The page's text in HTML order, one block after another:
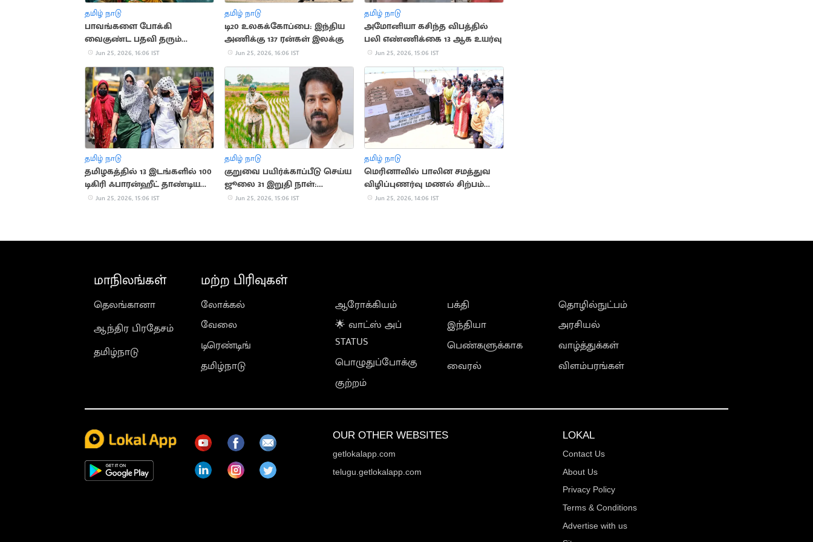
தமிழ் நாடு
பாவங்களை போக்கி
வைகுண்ட பதவி தரும்
நிர்ஜலா ஏகாதசி விரதம்
Jun 25, 2026, 16:06 IST
தமிழ் நாடு
டி20 உலகக்கோப்பை: இந்திய
அணிக்கு 137 ரன்கள் இலக்கு
Jun 25, 2026, 16:06 IST
தமிழ் நாடு
அமோனியா கசிந்த விபத்தில்
பலி எண்ணிக்கை 13 ஆக உயர்வு
Jun 25, 2026, 15:06 IST
தமிழ் நாடு
தமிழகத்தில் 13 இடங்களில் 100
டிகிரி ஃபாரன்ஹீட் தாண்டிய
வெயில்
Jun 25, 2026, 15:06 IST
தமிழ் நாடு
குறுவை பயிர்க்காப்பீடு செய்ய
ஜூலை 31 இறுதி நாள்:
அமைச்சர் அறிவிப்பு
Jun 25, 2026, 15:06 IST
தமிழ் நாடு
மெரினாவில் பாலின சமத்துவ
விழிப்புணர்வு மணல் சிற்பம்
திறப்பு
Jun 25, 2026, 14:06 IST
மாநிலங்கள்
தெலங்கானா
ஆந்திர பிரதேசம்
தமிழ்நாடு
மற்ற பிரிவுகள்
லோக்கல்
வேலை
டிரெண்டிங்
தமிழ்நாடு
ஆரோக்கியம்
🌟 வாட்ஸ் அப்
STATUS
பொழுதுப்போக்கு
குற்றம்
பக்தி
இந்தியா
பெண்களுக்காக
வைரல்
தொழில்நுட்பம்
அரசியல்
வாழ்த்துக்கள்
விளம்பரங்கள்
OUR OTHER WEBSITES
getlokalapp.com
telugu.getlokalapp.com
LOKAL
Contact Us
About Us
Privacy Policy
Terms & Conditions
Advertise with us